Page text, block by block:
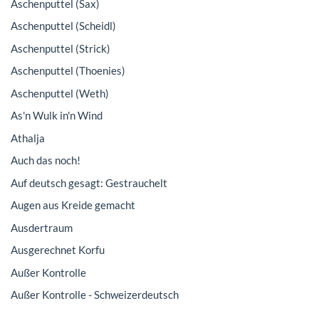
Aschenputtel (Sax)
Aschenputtel (Scheidl)
Aschenputtel (Strick)
Aschenputtel (Thoenies)
Aschenputtel (Weth)
As'n Wulk in'n Wind
Athalja
Auch das noch!
Auf deutsch gesagt: Gestrauchelt
Augen aus Kreide gemacht
Ausdertraum
Ausgerechnet Korfu
Außer Kontrolle
Außer Kontrolle - Schweizerdeutsch